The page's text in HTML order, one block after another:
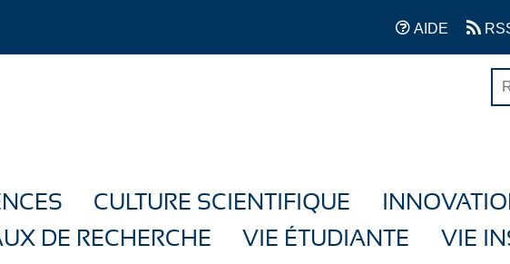
AIDE
CULTURE SCIENTIFIQUE
DE RECHERCHE
VIE ÉTUDIANTE VIE